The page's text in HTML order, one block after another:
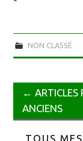
NON CLASSÉ
← ARTICLES
ANCIENS
TOUS